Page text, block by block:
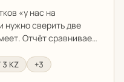
«у нас на
нужно сверить две
Отчёт сравнивае…
3 KZ +3